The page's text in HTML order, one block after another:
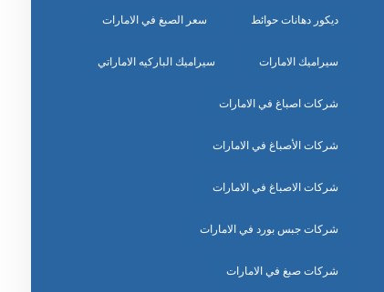
ديكور دهانات حوائط سعر الصبغ في الامارات
سيراميك الامارات سيراميك الباركيه الاماراتي
شركات اصباغ في الامارات
شركات الأصباغ في الامارات
شركات الاصباغ في الامارات
شركات جبس بورد في الامارات
شركات صبغ في الامارات